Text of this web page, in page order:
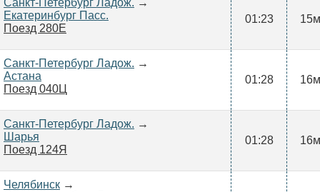
Санкт-Петербург Ладож. →
Екатеринбург Пасс.
Поезд 280Е
01:23 15м
Санкт-Петербург Ладож. →
Астана
Поезд 040Ц
01:28 16м
Санкт-Петербург Ладож. →
Шарья
Поезд 124Я
01:28 16м
Челябинск →